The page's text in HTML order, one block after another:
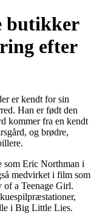
butikker
efter
er kendt for sin
Han er født den
kommer fra en kendt
og brødre,
som Eric Northman i
medvirket i film som
a Teenage Girl.
i Big Little Lies.